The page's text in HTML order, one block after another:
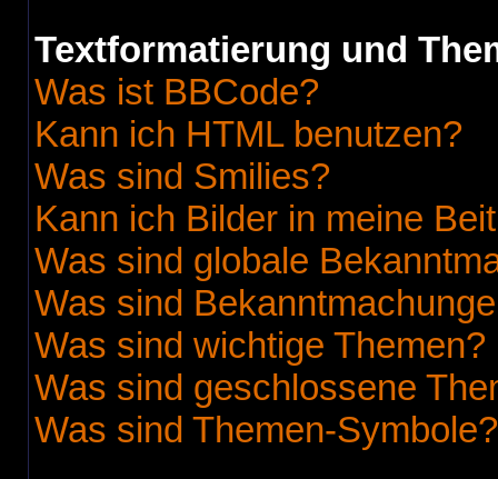
Textformatierung und
Was ist BBCode?
Kann ich HTML benutzen?
Was sind Smilies?
Kann ich Bilder in meine
Was sind globale
Was sind
Was sind wichtige Themen?
Was sind geschlossene
Was sind Themen-Symbole?